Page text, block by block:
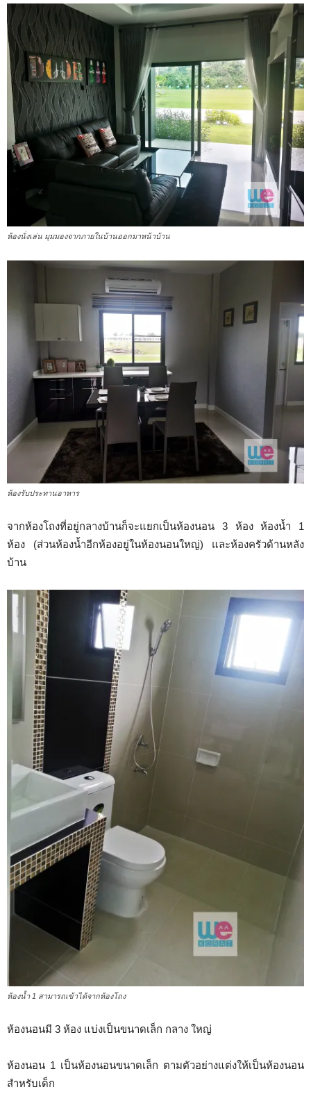
ห้องนั่งเล่น มุมมองจากภายในบ้านออกมาหน้าบ้าน
ห้องรับประทานอาหาร
จากห้องโถงที่อยู่กลางบ้านก็จะแยกเป็นห้องนอน 3 ห้อง ห้องน้ำ 1
ห้อง (ส่วนห้องน้ำอีกห้องอยู่ในห้องนอนใหญ่) และห้องครัวด้านหลัง
บ้าน
ห้องน้ำ 1 สามารถเข้าได้จากห้องโถง
ห้องนอนมี 3 ห้อง แบ่งเป็นขนาดเล็ก กลาง ใหญ่
ห้องนอน 1 เป็นห้องนอนขนาดเล็ก ตามตัวอย่างแต่งให้เป็นห้องนอน
สำหรับเด็ก